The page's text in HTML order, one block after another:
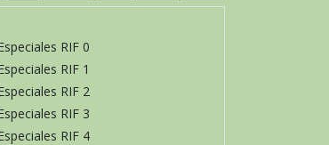
RIF 0
RIF 1
RIF 2
RIF 3
RIF 4